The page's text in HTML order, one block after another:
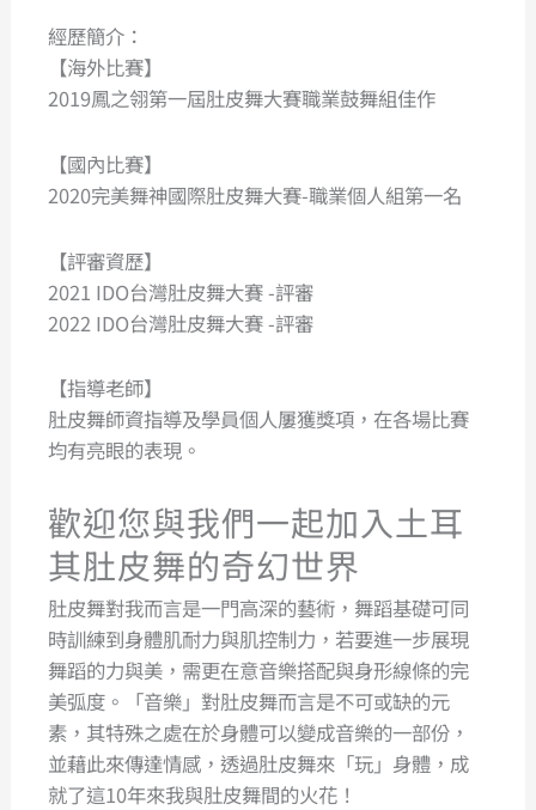
經歷簡介：
【海外比賽】
2019鳳之翎第一屆肚皮舞大賽職業鼓舞組佳作
【國內比賽】
2020完美舞神國際肚皮舞大賽-職業個人組第一名
【評審資歷】
2021 IDO台灣肚皮舞大賽 -評審
2022 IDO台灣肚皮舞大賽 -評審
【指導老師】
肚皮舞師資指導及學員個人屢獲獎項，在各場比賽
均有亮眼的表現。
歡迎您與我們一起加入土耳
其肚皮舞的奇幻世界
肚皮舞對我而言是一門高深的藝術，舞蹈基礎可同
時訓練到身體肌耐力與肌控制力，若要進一步展現
舞蹈的力與美，需更在意音樂搭配與身形線條的完
美弧度。「音樂」對肚皮舞而言是不可或缺的元
素，其特殊之處在於身體可以變成音樂的一部份，
並藉此來傳達情感，透過肚皮舞來「玩」身體，成
就了這10年來我與肚皮舞間的火花！